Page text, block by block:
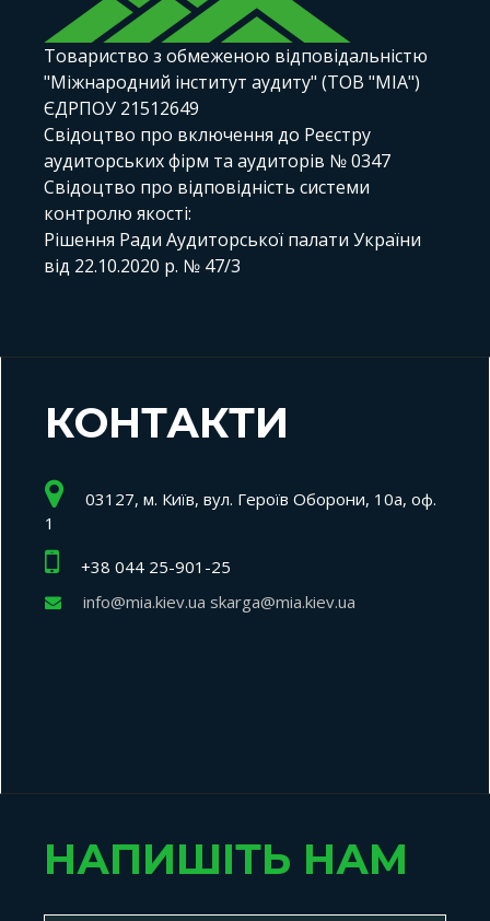
Товариство з обмеженою відповідальністю
"Міжнародний інститут аудиту" (ТОВ "МІА")
ЄДРПОУ 21512649
Свідоцтво про включення до Реєстру
аудиторських фірм та аудиторів № 0347
Свідоцтво про відповідність системи
контролю якості:
Рішення Ради Аудиторської палати України
від 22.10.2020 р. № 47/3
КОНТАКТИ
03127, м. Київ, вул. Героїв Оборони, 10а, оф.
1
+38 044 25-901-25
info@mia.kiev.ua skarga@mia.kiev.ua
НАПИШІТЬ НАМ